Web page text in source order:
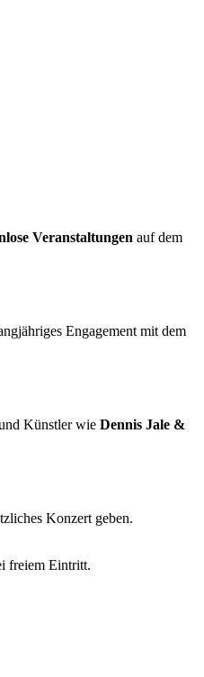
Veranstaltungen auf dem
Engagement mit dem
Künstler wie Dennis Jale &
Konzert geben.
freiem Eintritt.